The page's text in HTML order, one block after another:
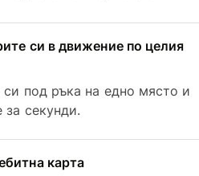
си в движение по целия
под ръка на едно място и
за секунди.
карта